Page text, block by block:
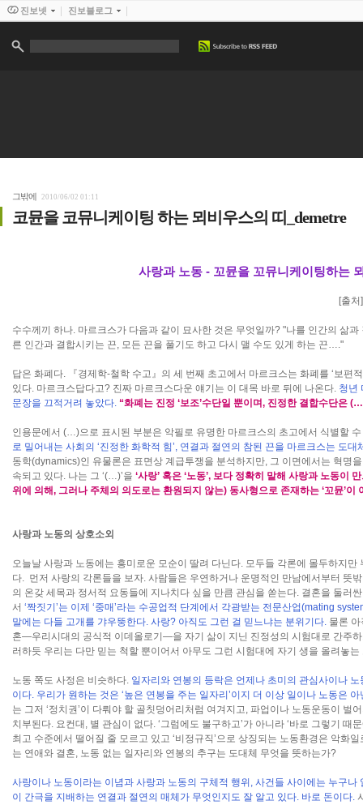
그밖에 2010/06/02 01:11
코뮨을 코뮤니케이팅 하는 뫼비우스의 띠_demetre
사랑과 노동 - 꼬뮨을 꼬뮤니케이팅하는
[출
수수께끼 하나. 마르크스가 다음과 같이 묘사한 것은 무엇일까? "나를 인간의 삶
른 인간과 결합시키는 끈, 모든 끈을 풀기도 하고 다시 맬 수도 있게 하는 끈…."
답은 화폐다. 『경제학-철학 수고』의 세 번째 초고에서 마르크스는 화폐를 ‘보편
있다. 마르크스답다고? 진짜 마르크스다운 얘기는 이 대목 바로 뒤에 나온다. 청년
문장을 끄적거려 놓았다. “화폐는 진정 ‘보조’수단일 뿐이며, 진정한 결합수단은
인용문에서 (…)으로 표시된 부분은 악필로 유명한 마르크스의 초고에서 식별할
로 밀어내는 사회의 ‘진정한 화학적 힘’, 연결과 절연의 참된 끈을 마르크스는 도
동학(dynamics)인 유물론은 표면상 계급투쟁을 분석하지만, 그 이면에서는 혁명
속되고 있다. 나는 그 ‘(…)’을 ‘사랑’ 혹은 ‘노동’, 보다 정확히 말해 사랑과 노동이
위에 의해, 그러나 주체의 의도로는 환원되지 않는) 동사형으로 존재하는 ‘꼬뮨’이
사랑과 노동의 상호소외
오늘날 사랑과 노동에는 흥미로운 모순이 딸려 다닌다. 모두들 각론에 몰두하지
다. 먼저 사랑의 각론들을 보자. 사람들은 우연하거나 운명적인 만남에서부터 뜻
의 온갖 세목과 정서적 요동들에 지나치다 싶을 만큼 관심을 쏟는다. 결혼을 둘러
서 ‘짝짓기’는 이제 ‘중매’라는 수공업적 단계에서 각광받는 전문산업(mating
말에는 다들 고개를 갸우뚱한다. 사랑? 아직도 그런 걸 믿느냐는 분위기다. 물론
혼―우리시대의 공식적 이데올로기―을 자기 삶이 지닌 진정성의 시험대로 간주
러하듯 우리는 다만 믿는 척할 뿐이어서 아무도 그런 시험대에 자기 생을 올려놓
노동 쪽도 사정은 비슷하다. 일자리와 연봉의 등락은 언제나 초미의 관심사이나
이다. 우리가 원하는 것은 ‘높은 연봉을 주는 일자리’이지 더 이상 일이나 노동은 아
는 그저 ‘정치권’이 다뤄야 할 골칫덩어리처럼 여겨지고, 파업이나 노동운동이 벌
치부된다. 요컨대, 별 관심이 없다. ‘그럼에도 불구하고’가 아니라 ‘바로 그렇기 때
최고 수준에서 떨어질 줄 모르고 있고 ‘비정규직’으로 상징되는 노동환경은 악화
는 연애와 결혼, 노동 없는 일자리와 연봉의 추구는 도대체 무엇을 뜻하는가?
사랑이나 노동이라는 이념과 사랑과 노동의 구체적 행위, 사건들 사이에는 누구
이 간극을 지배하는 연결과 절연의 매체가 무엇인지도 잘 알고 있다. 바로 돈이다.
진보넷 진보블로그